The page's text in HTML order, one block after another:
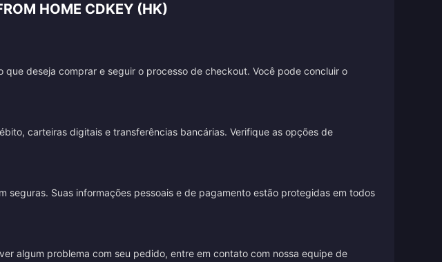
HOME CDKEY (HK)
deseja comprar e seguir o processo de checkout. Você pode concluir o
carteiras digitais e transferências bancárias. Verifique as opções de
Suas informações pessoais e de pagamento estão protegidas em todos
algum problema com seu pedido, entre em contato com nossa equipe de